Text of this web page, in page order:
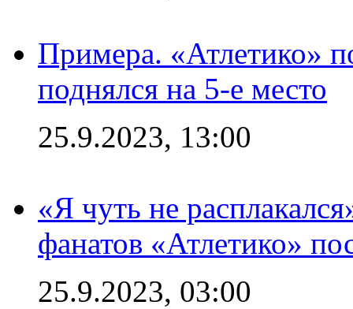
Примера. «Атлетико»
поднялся на 5-е место
25.9.2023, 13:00
«Я чуть не
фанатов «Атлетико»
25.9.2023, 03:00